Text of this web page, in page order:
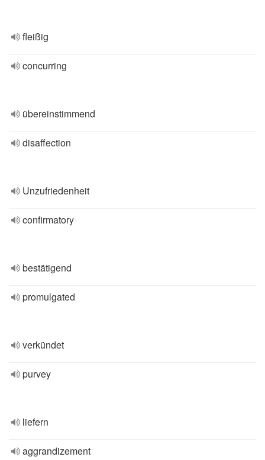
fleißig
concurring
übereinstimmend
disaffection
Unzufriedenheit
confirmatory
bestätigend
promulgated
verkündet
purvey
liefern
aggrandizement